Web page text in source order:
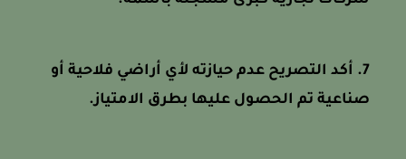
أكد التصريح عدم حيازته لأي أراضي فلاحية أو
صناعية تم الحصول عليها بطرق الامتياز.